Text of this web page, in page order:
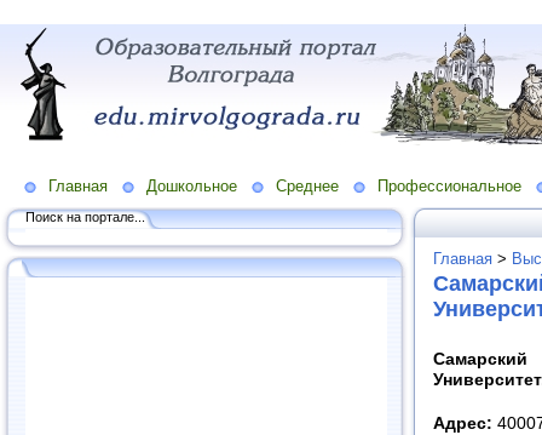
Главная Дошкольное Среднее Профессиональное
Поиск на портале...
Главная >
Адрес: